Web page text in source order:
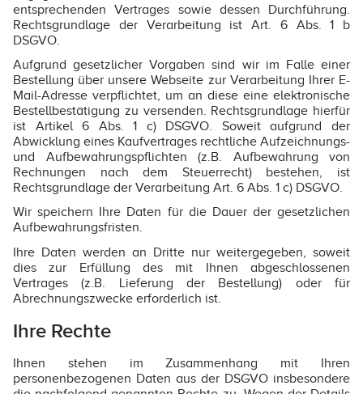
entsprechenden Vertrages sowie dessen Durchführung.
Rechtsgrundlage der Verarbeitung ist Art. 6 Abs. 1 b
DSGVO.
Aufgrund gesetzlicher Vorgaben sind wir im Falle einer
Bestellung über unsere Webseite zur Verarbeitung Ihrer E-
Mail-Adresse verpflichtet, um an diese eine elektronische
Bestellbestätigung zu versenden. Rechtsgrundlage hierfür
ist Artikel 6 Abs. 1 c) DSGVO. Soweit aufgrund der
Abwicklung eines Kaufvertrages rechtliche Aufzeichnungs-
und Aufbewahrungspflichten (z.B. Aufbewahrung von
Rechnungen nach dem Steuerrecht) bestehen, ist
Rechtsgrundlage der Verarbeitung Art. 6 Abs. 1 c) DSGVO.
Wir speichern Ihre Daten für die Dauer der gesetzlichen
Aufbewahrungsfristen.
Ihre Daten werden an Dritte nur weitergegeben, soweit
dies zur Erfüllung des mit Ihnen abgeschlossenen
Vertrages (z.B. Lieferung der Bestellung) oder für
Abrechnungszwecke erforderlich ist.
Ihre Rechte
Ihnen stehen im Zusammenhang mit Ihren
personenbezogenen Daten aus der DSGVO insbesondere